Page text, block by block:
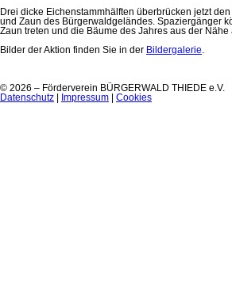
Drei dicke Eichenstammhälften überbrücken jetzt
und Zaun des Bürgerwaldgeländes. Spaziergänger
Zaun treten und die Bäume des Jahres aus der Nähe
Bilder der Aktion finden Sie in der Bildergalerie.
© 2026 – Förderverein BÜRGERWALD THIEDE e.V.
Datenschutz
Impressum Cookies